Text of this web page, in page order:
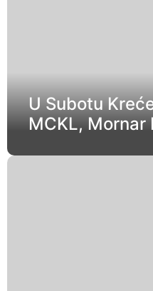
U Subotu
MCKL, Mornar